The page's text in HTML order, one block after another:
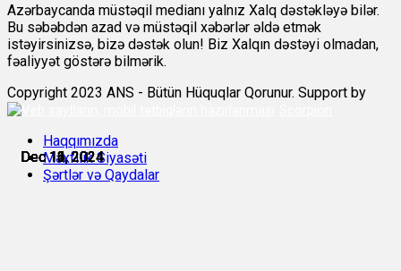
Dec 12, 2024
Dec 13, 2024
Dec 13, 2024
Dec 13, 2024
Dec 14, 2024
Dec 16, 2024
Azərbaycanda müstəqil medianı yalnız Xalq dəstəkləyə bilər.
Bu səbəbdən azad və müstəqil xəbərlər əldə etmək
istəyirsinizsə, bizə dəstək olun! Biz Xalqın dəstəyi olmadan,
fəaliyyət göstərə bilmərik.
Copyright 2023 ANS - Bütün Hüquqlar Qorunur. Support by
Haqqımızda
Məxfilik Siyasəti
Şərtlər və Qaydalar